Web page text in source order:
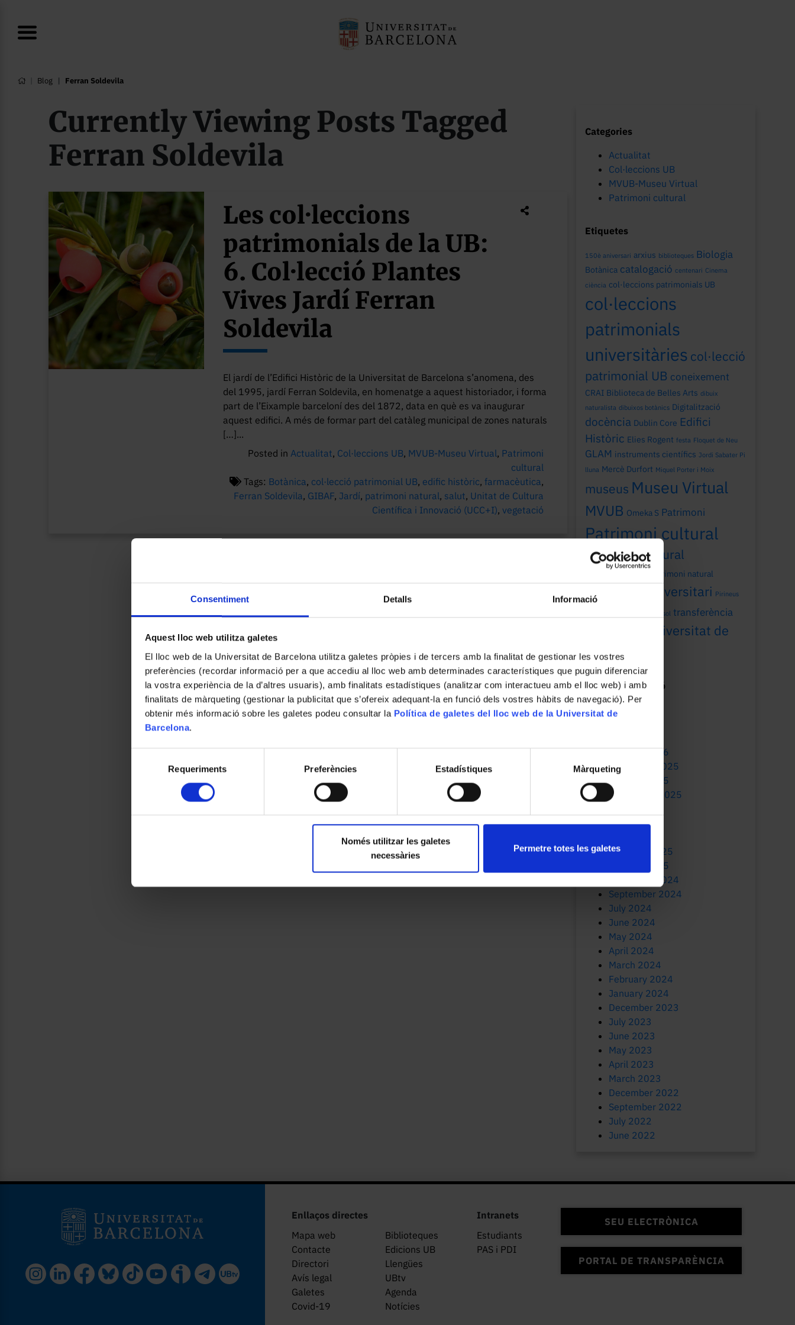
Consentiment Detalls Informació
Aquest lloc web utilitza galetes
El lloc web de la Universitat de Barcelona utilitza galetes pròpies i de tercers amb la finalitat de gestionar les vostres
preferències (recordar informació per a que accediu al lloc web amb determinades característiques que puguin diferenciar
la vostra experiència de la d’altres usuaris), amb finalitats estadístiques (analitzar com interactueu amb el lloc web) i amb
finalitats de màrqueting (gestionar la publicitat que s’ofereix adequant-la en funció dels vostres hàbits de navegació). Per
obtenir més informació sobre les galetes podeu consultar la Política de galetes del lloc web de la Universitat de
Barcelona.
Requeriments Preferències Estadístiques Màrqueting
Només utilitzar les galetes
necessàries
Permetre totes les galetes
Blog Ferran Soldevila
Currently Viewing Posts Tagged
Ferran Soldevila
Les col·leccions
patrimonials de la UB:
6. Col·lecció Plantes
Vives Jardí Ferran
Soldevila
El jardí de l’Edifici Històric de la Universitat de Barcelona s’anomena, des
del 1995, jardí Ferran Soldevila, en homenatge a aquest historiador, i forma
part de l’Eixample barceloní des del 1872, data en què es va inaugurar
aquest edifici. A més de formar part del catàleg municipal de zones naturals
[…]...
Posted inActualitat, Col·leccions UB, MVUB-Museu Virtual, Patrimoni
cultural
Tags: Botànica, col·lecció patrimonial UB, edific històric,farmacèutica,
Ferran Soldevila, GIBAF, Jardí, patrimoni natural, salut, Unitat de Cultura
Científica i Innovació (UCC+I),vegetació
Categories
Actualitat
Col·leccions UB
MVUB-Museu Virtual
Patrimoni cultural
Etiquetes
150è aniversari arxius biblioteques Biologia
Botànica catalogació centenari Cinema
ciència col·leccions patrimonials UB
col·leccions
patrimonials
universitàries col·lecció
patrimonial UB coneixement
CRAI Biblioteca de Belles Arts dibuix
naturalista dibuixos botànics Digitalització
docència Dublin Core Edifici
Històric Elies Rogent festa Floquet de Neu
GLAM instruments científics Jordi Sabater Pi
lluna Mercè Durfort Miquel Porter i Moix
museus Museu Virtual
MVUB Omeka S Patrimoni
Patrimoni cultural
patrimoni cultural
universitari
patrimoni natural
patrimoni universitari Pirineus
sol transferència
Universitat de
Barcelona
Mes de publicació
July 2026
January 2026
December 2025
October 2025
September 2025
June 2025
February 2025
January 2025
November 2024
September 2024
July 2024
June 2024
May 2024
April 2024
March 2024
February 2024
January 2024
December 2023
July 2023
June 2023
May 2023
April 2023
March 2023
December 2022
September 2022
July 2022
June 2022
Enllaços directes
Mapa web
Biblioteques
Contacte
Edicions UB
Directori
Llengües
Avís legal
UBtv
Galetes
Agenda
Covid-19
Notícies
Intranets
Estudiants
PAS i PDI
SEU ELECTRÒNICA
PORTAL DE TRANSPARÈNCIA